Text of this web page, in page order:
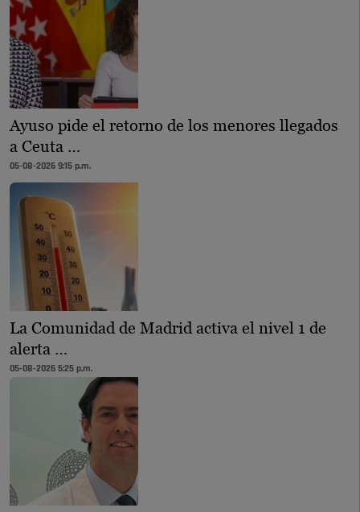
Ayuso pide el retorno de los menores llegados
a Ceuta …
05-08-2026 9:15 p.m.
La Comunidad de Madrid activa el nivel 1 de
alerta …
05-08-2026 5:25 p.m.